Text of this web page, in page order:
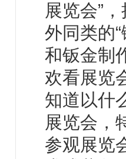
展览会”
外同类的
和钣金制
欢看展览
知道以什
展览会，
参观展览